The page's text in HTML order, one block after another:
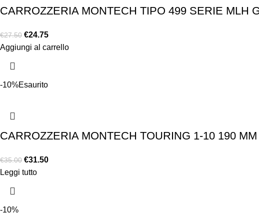
CARROZZERIA MONTECH TIPO 499 SERIE MLH
€27.50 €24.75
Aggiungi al carrello
-10%Esaurito
CARROZZERIA MONTECH TOURING 1-10 190
€35.00 €31.50
Leggi tutto
-10%